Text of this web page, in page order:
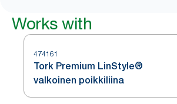
Works with
474161
Tork Premium LinStyle®
valkoinen poikkiliina